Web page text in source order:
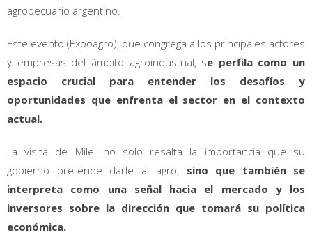
agropecuario argentino.
Este evento (Expoagro), que congrega a los principales actores
y empresas del ámbito agroindustrial, se perfila como un
espacio crucial para entender los desafíos y
oportunidades que enfrenta el sector en el contexto
actual.
La visita de Milei no solo resalta la importancia que su
gobierno pretende darle al agro, sino que también se
interpreta como una señal hacia el mercado y los
inversores sobre la dirección que tomará su política
económica.